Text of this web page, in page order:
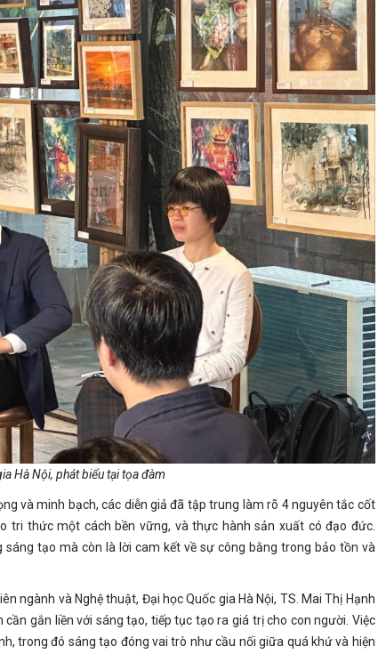
Hà Nội, phát biểu tại tọa đàm
và minh bạch, các diễn giả đã tập trung làm rõ 4 nguyên tắc cốt
tri thức một cách bền vững, và thực hành sản xuất có đạo đức.
tạo mà còn là lời cam kết về sự công bằng trong bảo tồn và
ngành và Nghệ thuật, Đại học Quốc gia Hà Nội, TS. Mai Thị Hạnh
gắn liền với sáng tạo, tiếp tục tạo ra giá trị cho con người. Việc
trong đó sáng tạo đóng vai trò như cầu nối giữa quá khứ và hiện